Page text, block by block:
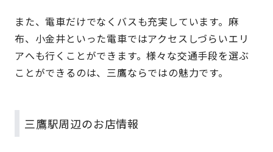
また、電車だけでなくバスも充実しています。麻
布、小金井といった電車ではアクセスしづらいエリ
アへも行くことができます。様々な交通手段を選ぶ
ことができるのは、三鷹ならではの魅力です。
三鷹駅周辺のお店情報